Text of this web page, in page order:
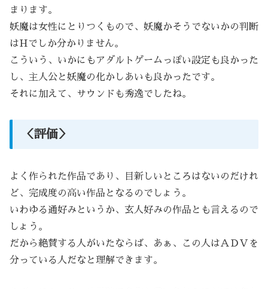
まります。
妖魔は女性にとりつくもので、妖魔かそうでないかの判断
はHでしか分かりません。
こういう、いかにもアダルトゲームっぽい設定も良かった
し、主人公と妖魔の化かしあいも良かったです。
それに加えて、サウンドも秀逸でしたね。
＜評価＞
よく作られた作品であり、目新しいところはないのだけれ
ど、完成度の高い作品となるのでしょう。
いわゆる通好みというか、玄人好みの作品とも言えるので
しょう。
だから絶賛する人がいたならば、あぁ、この人はＡＤＶを
分っている人だなと理解できます。